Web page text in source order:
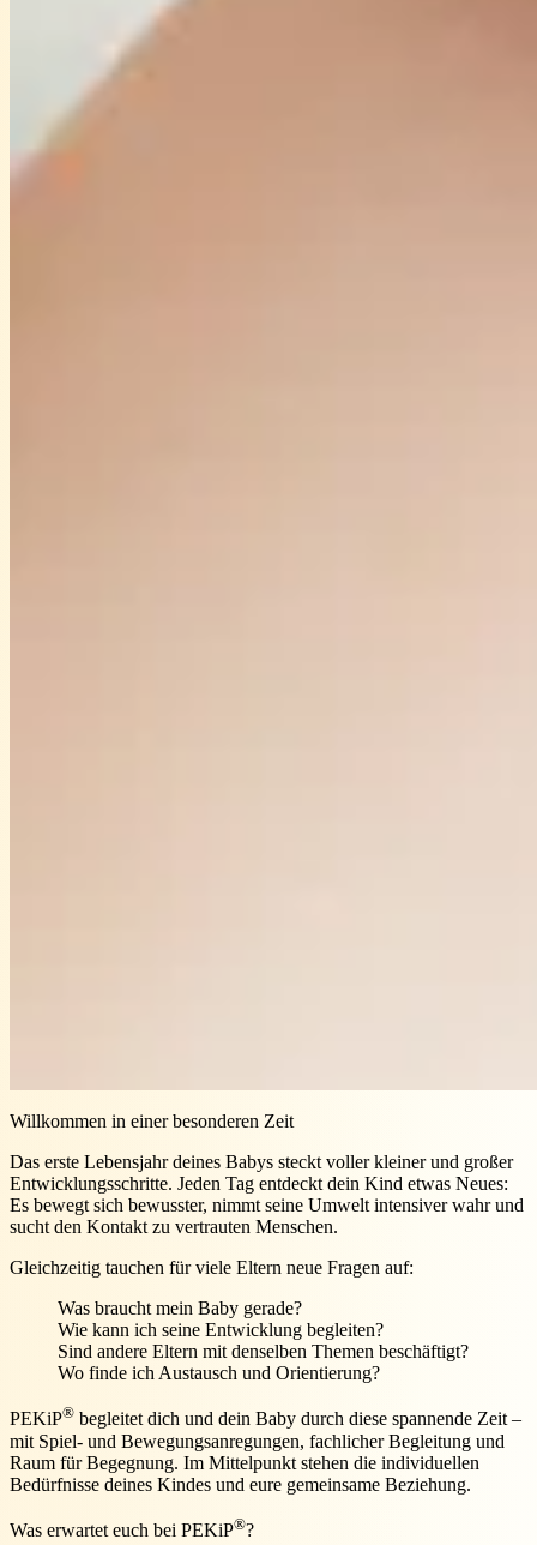
Willkommen in einer besonderen Zeit
Das erste Lebensjahr deines Babys steckt voller kleiner und großer
Entwicklungsschritte. Jeden Tag entdeckt dein Kind etwas Neues:
Es bewegt sich bewusster, nimmt seine Umwelt intensiver wahr und
sucht den Kontakt zu vertrauten Menschen.
Gleichzeitig tauchen für viele Eltern neue Fragen auf:
Was braucht mein Baby gerade?
Wie kann ich seine Entwicklung begleiten?
Sind andere Eltern mit denselben Themen beschäftigt?
Wo finde ich Austausch und Orientierung?
PEKiP® begleitet dich und dein Baby durch diese spannende Zeit –
mit Spiel- und Bewegungsanregungen, fachlicher Begleitung und
Raum für Begegnung. Im Mittelpunkt stehen die individuellen
Bedürfnisse deines Kindes und eure gemeinsame Beziehung.
Was erwartet euch bei PEKiP®?